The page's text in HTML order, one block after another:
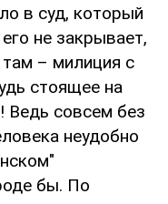
в суд, который
не закрывает,
– милиция с
стоящее на
Ведь совсем без
неудобно
бы. По